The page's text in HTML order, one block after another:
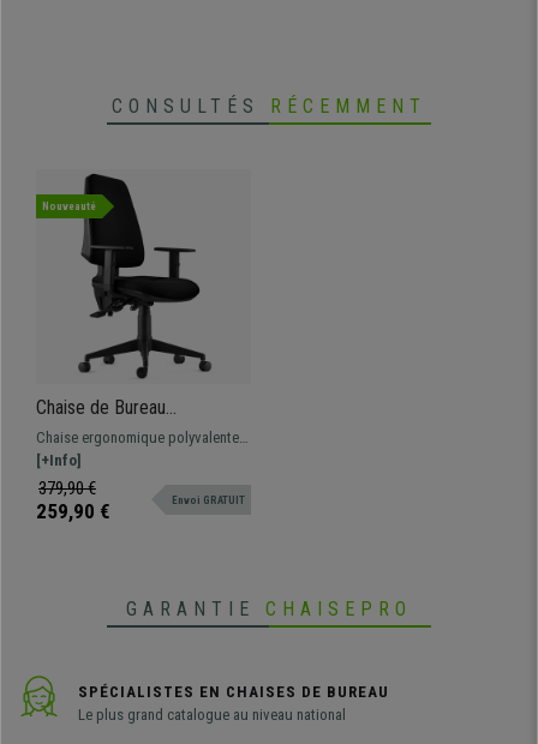
CONSULTÉS RÉCEMMENT
Nouveauté
Chaise de Bureau
Ergonomique INDIANA, en
Tissu Noir, avec Accoudoirs
Ajustables
Chaise ergonomique polyvalente,
fonctionnelle et très confortable
grâce à son rembourrage épais.
Tapissée en tissu de qualité.
[+Info]
379,90 €
259,90 € Envoi GRATUIT
GARANTIE CHAISEPRO
SPÉCIALISTES EN CHAISES DE BUREAU
Le plus grand catalogue au niveau national